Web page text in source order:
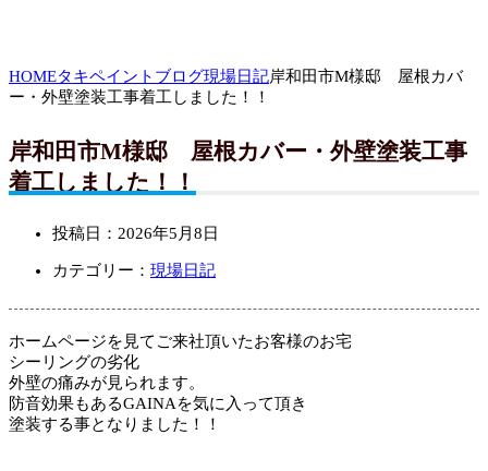
HOMEタキペイントブログ現場日記岸和田市M様邸 屋根カバ
ー・外壁塗装工事着工しました！！
岸和田市M様邸 屋根カバー・外壁塗装工事
着工しました！！
投稿日： 2026年5月8日
カテゴリー： 現場日記
ホームページを見てご来社頂いたお客様のお宅
シーリングの劣化
外壁の痛みが見られます。
防音効果もあるGAINAを気に入って頂き
塗装する事となりました！！